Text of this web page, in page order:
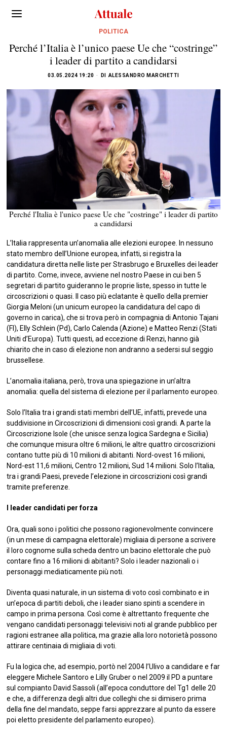
POLITICA
Perché l’Italia è l’unico paese Ue che “costringe”
i leader di partito a candidarsi
03.05.2024 19:20 DI ALESSANDRO MARCHETTI
Perché l'Italia è l'unico paese Ue che "costringe" i leader di partito
a candidarsi
L’Italia rappresenta un’anomalia alle elezioni europee. In nessuno
stato membro dell’Unione europea, infatti, si registra la
candidatura diretta nelle liste per Strasbrugo e Bruxelles dei leader
di partito. Come, invece, avviene nel nostro Paese in cui ben 5
segretari di partito guideranno le proprie liste, spesso in tutte le
circoscrizioni o quasi. Il caso più eclatante è quello della premier
Giorgia Meloni (un unicum europeo la candidatura del capo di
governo in carica), che si trova però in compagnia di Antonio Tajani
(FI), Elly Schlein (Pd), Carlo Calenda (Azione) e Matteo Renzi (Stati
Uniti d’Europa). Tutti questi, ad eccezione di Renzi, hanno già
chiarito che in caso di elezione non andranno a sedersi sul seggio
brussellese.
L’anomalia italiana, però, trova una spiegazione in un’altra
anomalia: quella del sistema di elezione per il parlamento europeo.
Solo l’Italia tra i grandi stati membri dell’UE, infatti, prevede una
suddivisione in Circoscrizioni di dimensioni così grandi. A parte la
Circoscrizione Isole (che unisce senza logica Sardegna e Sicilia)
che comunque misura oltre 6 milioni, le altre quattro circoscrizioni
contano tutte più di 10 milioni di abitanti. Nord-ovest 16 milioni,
Nord-est 11,6 milioni, Centro 12 milioni, Sud 14 milioni. Solo l’Italia,
tra i grandi Paesi, prevede l’elezione in circoscrizioni così grandi
tramite preferenze.
I leader candidati per forza
Ora, quali sono i politici che possono ragionevolmente convincere
(in un mese di campagna elettorale) migliaia di persone a scrivere
il loro cognome sulla scheda dentro un bacino elettorale che può
contare fino a 16 milioni di abitanti? Solo i leader nazionali o i
personaggi mediaticamente più noti.
Diventa quasi naturale, in un sistema di voto così combinato e in
un’epoca di partiti deboli, che i leader siano spinti a scendere in
campo in prima persona. Così come è altrettanto frequente che
vengano candidati personaggi televisivi noti al grande pubblico per
ragioni estranee alla politica, ma grazie alla loro notorietà possono
attirare centinaia di migliaia di voti.
Fu la logica che, ad esempio, portò nel 2004 l’Ulivo a candidare e far
eleggere Michele Santoro e Lilly Gruber o nel 2009 il PD a puntare
sul compianto David Sassoli (all’epoca conduttore del Tg1 delle 20
e che, a differenza degli altri due colleghi che si dimisero prima
della fine del mandato, seppe farsi apprezzare al punto da essere
poi eletto presidente del parlamento europeo).